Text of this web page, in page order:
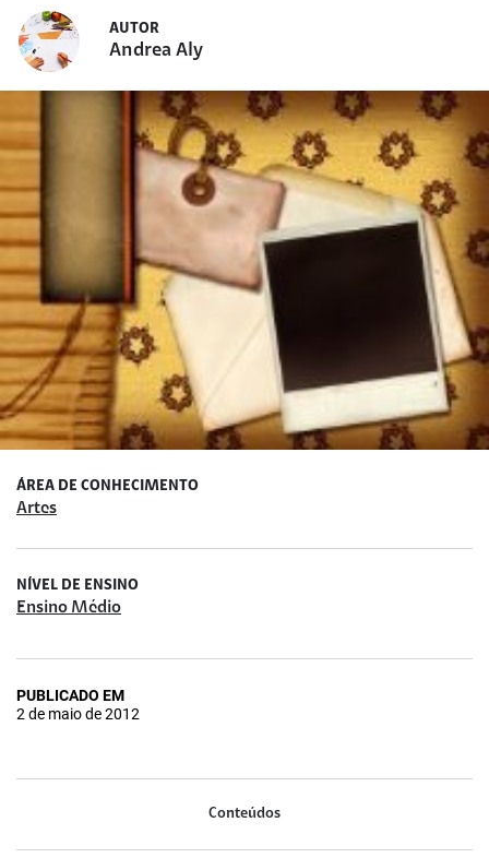
AUTOR
Andrea Aly
ÁREA DE CONHECIMENTO
Artes
NÍVEL DE ENSINO
Ensino Médio
PUBLICADO EM
2 de maio de 2012
Conteúdos